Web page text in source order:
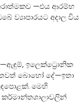
—එය ආරම්භ
ව්‍යාපාරයට අදාල විය
ඉලෙක්ට්‍රොනික
තවත් බොහෝ දේ—ඉතා
මෙහි